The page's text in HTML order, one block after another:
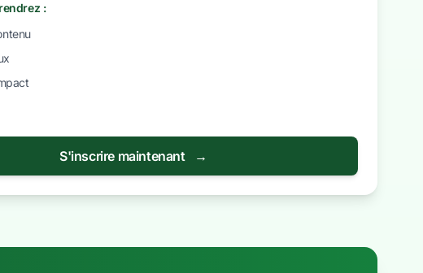
:
S'inscrire maintenant →